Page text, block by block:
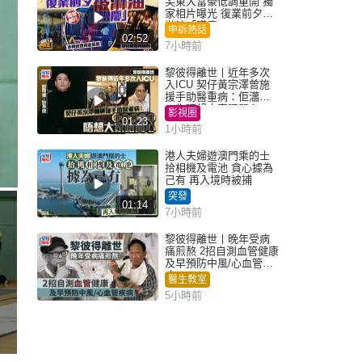
02:52
家相片曝光 復業前夕被
淋油「贈慶」
申訴熱話
7小時前
01:23
黎彼得離世丨近年多次
入ICU 契仔黃宗澤曾施
援手助醫重病：佢瀟灑
一生唔想大家唔開心
影視圈
1小時前
01:14
港人夫婦遊澳門乘的士
拾相機及電池 貪心據為
己有 再入境時被捕
突發
7小時前
黎彼得離世丨晚年受病
痛煎熬 2招自測血管健康
及早預防中風/心血管疾
病
醫生教室
5小時前